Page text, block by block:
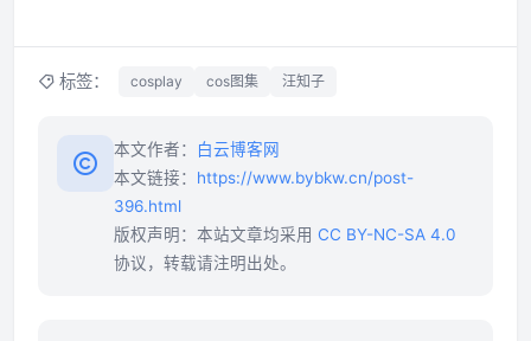
标签： cosplay cos图集 汪知子
本文作者：
白云博客网
本文链接： https://www.bybkw.cn/post-
396.html
版权声明：本站文章均采用 CC BY-NC-SA 4.0
协议，转载请注明出处。